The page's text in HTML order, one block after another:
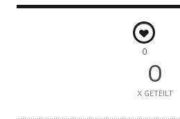
0
0
X GETEILT